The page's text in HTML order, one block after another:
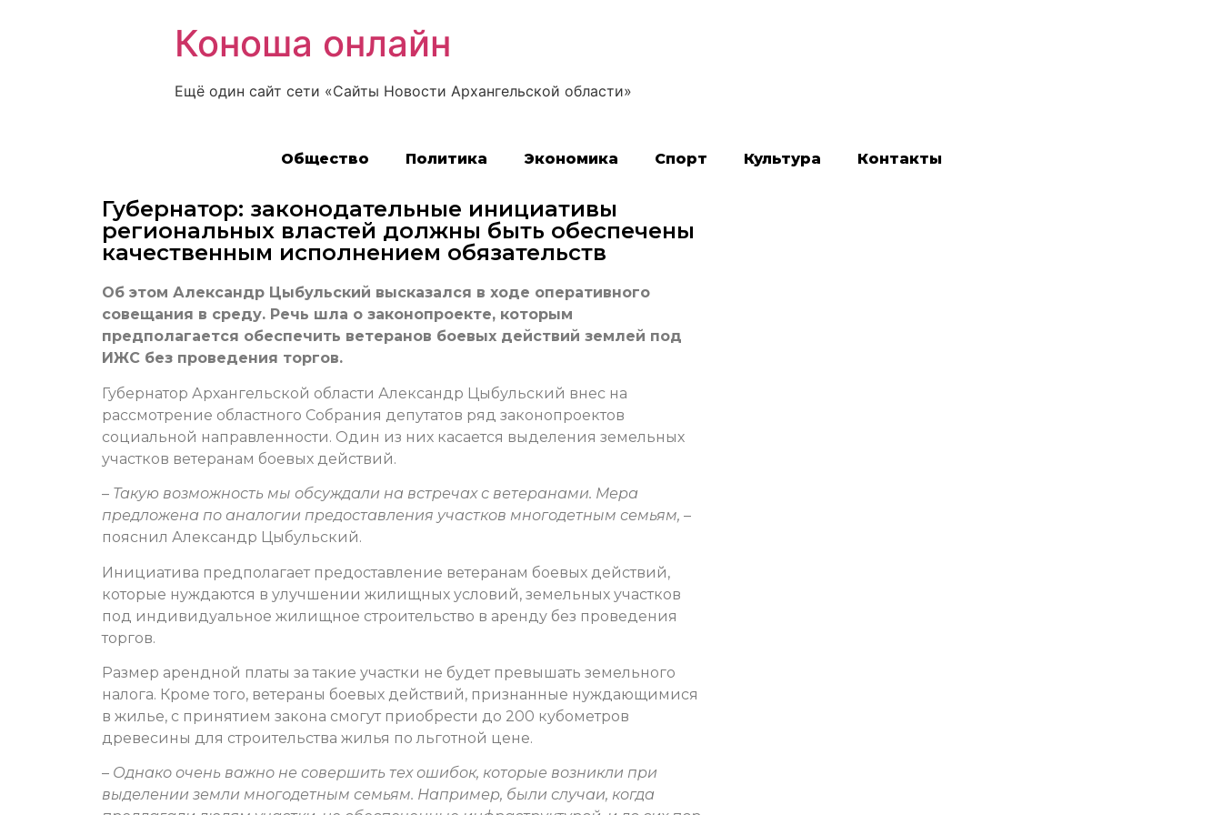
Коноша онлайн
Ещё один сайт сети «Сайты Новости Архангельской области»
Общество Политика Экономика Спорт Культура Контакты
Губернатор: законодательные инициативы
региональных властей должны быть обеспечены
качественным исполнением обязательств
Об этом Александр Цыбульский высказался в ходе оперативного
совещания в среду. Речь шла о законопроекте, которым
предполагается обеспечить ветеранов боевых действий землей под
ИЖС без проведения торгов.
Губернатор Архангельской области Александр Цыбульский внес на
рассмотрение областного Собрания депутатов ряд законопроектов
социальной направленности. Один из них касается выделения земельных
участков ветеранам боевых действий.
– Такую возможность мы обсуждали на встречах с ветеранами. Мера
предложена по аналогии предоставления участков многодетным семьям, –
пояснил Александр Цыбульский.
Инициатива предполагает предоставление ветеранам боевых действий,
которые нуждаются в улучшении жилищных условий, земельных участков
под индивидуальное жилищное строительство в аренду без проведения
торгов.
Размер арендной платы за такие участки не будет превышать земельного
налога. Кроме того, ветераны боевых действий, признанные нуждающимися
в жилье, с принятием закона смогут приобрести до 200 кубометров
древесины для строительства жилья по льготной цене.
– Однако очень важно не совершить тех ошибок, которые возникли при
выделении земли многодетным семьям. Например, были случаи, когда